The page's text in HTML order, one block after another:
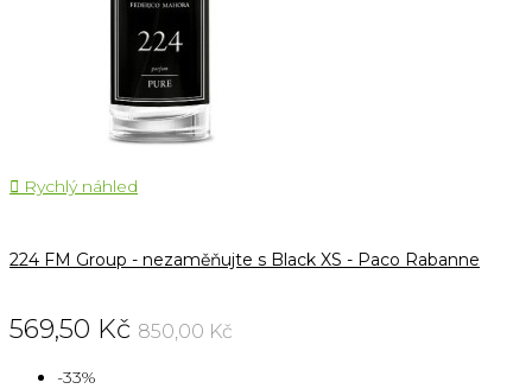
 Rychlý náhled
224 FM Group - nezaměňujte s Black XS - Paco Rabanne
569,50 Kč 850,00 Kč
-33%